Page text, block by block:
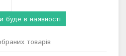
буде в наявності
товарів